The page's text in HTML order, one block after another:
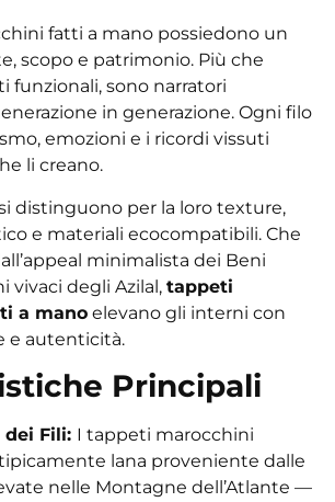
fatti a mano possiedono un
scopo e patrimonio. Più che
funzionali, sono narratori
in generazione. Ogni filo
emozioni e i ricordi vissuti
li creano.
distinguono per la loro texture,
e materiali ecocompatibili. Che
minimalista dei Beni
vivaci degli Azilal, tappeti
a mano elevano gli interni con
e autenticità.
Principali
dei Fili: I tappeti marocchini
lana proveniente dalle
nelle Montagne dell’Atlante —